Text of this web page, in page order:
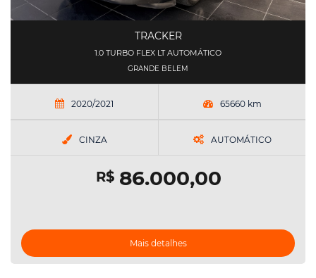
TRACKER
1.0 TURBO FLEX LT AUTOMÁTICO
GRANDE BELEM
2020/2021 65660 km
CINZA AUTOMÁTICO
R$86.000,00
Mais detalhes